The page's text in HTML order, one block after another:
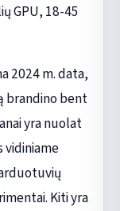
GPU, 18-45
2024 m. data,
brandino bent
yra nuolat
vidiniame
Kiti yra